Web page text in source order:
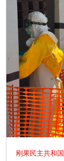
刚果民主共和国